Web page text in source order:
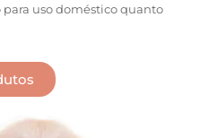
uso doméstico quanto